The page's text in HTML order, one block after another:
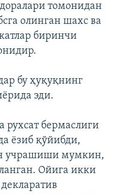
томонидан
олинган шахс ва
биринчи
бу ҳуқуқнинг
эди.
рухсат бермаслиги
ёзиб қўйибди,
учрашиши мумкин,
Ойига икки